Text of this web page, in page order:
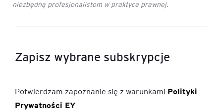
niezbędną profesjonalistom w praktyce prawnej.
Zapisz wybrane subskrypcje
Potwierdzam zapoznanie się z warunkami Polityki
Prywatności EY